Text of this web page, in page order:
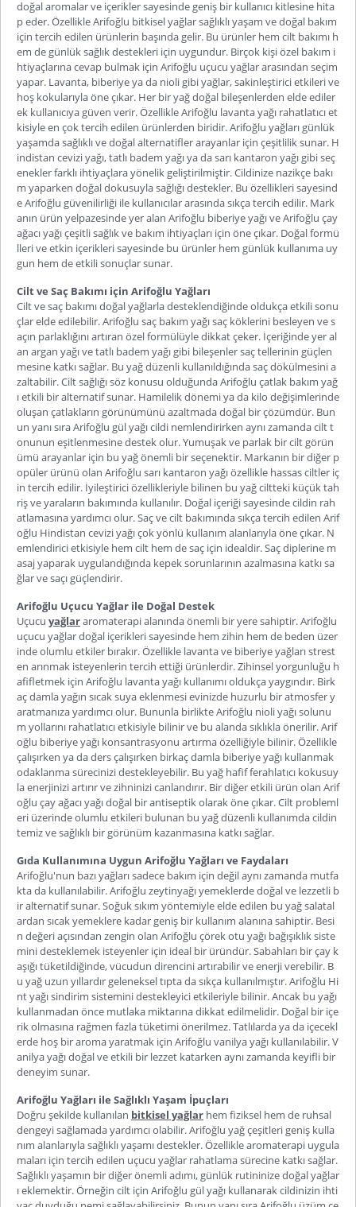
doğal aromalar ve içerikler sayesinde geniş bir kullanıcı kitlesine hita
p eder. ÖzellikleArifoğlu bitkisel yağlarsağlıklı yaşam ve doğal bakım
için tercih edilen ürünlerin başında gelir. Bu ürünler hem cilt bakımı h
em de günlük sağlık destekleri için uygundur. Birçok kişi özel bakım i
htiyaçlarına cevap bulmak için Arifoğlu uçucu yağlararasından seçim
yapar. Lavanta, biberiye ya da nioli gibi yağlar, sakinleştirici etkileri ve
hoş kokularıyla öne çıkar. Her bir yağ doğal bileşenlerden elde ediler
ek kullanıcıya güven verir. ÖzellikleArifoğlu lavanta yağı rahatlatıcı et
kisiyle en çok tercih edilen ürünlerden biridir.Arifoğlu yağları günlük
yaşamda sağlıklı ve doğal alternatifler arayanlar için çeşitlilik sunar. H
indistan cevizi yağı, tatlı badem yağı ya da sarı kantaron yağı gibi seç
enekler farklı ihtiyaçlara yönelik geliştirilmiştir. Cildinize nazikçe bakı
m yaparken doğal dokusuyla sağlığı destekler. Bu özellikleri sayesind
e Arifoğlu güvenilirliği ile kullanıcılar arasında sıkça tercih edilir. Mark
anın ürün yelpazesinde yer alan Arifoğlu biberiye yağıveArifoğlu çay
ağacı yağıçeşitli sağlık ve bakım ihtiyaçları için öne çıkar. Doğal formü
lleri ve etkin içerikleri sayesinde bu ürünler hem günlük kullanıma uy
gun hem de etkili sonuçlar sunar.
Cilt ve Saç Bakımı için Arifoğlu Yağları
Cilt ve saç bakımı doğal yağlarla desteklendiğinde oldukça etkili sonu
çlar elde edilebilir.Arifoğlu saç bakım yağısaç köklerini besleyen ve s
açın parlaklığını artıran özel formülüyle dikkat çeker. İçeriğinde yer al
an argan yağı ve tatlı badem yağı gibi bileşenler saç tellerinin güçlen
mesine katkı sağlar. Bu yağ düzenli kullanıldığında saç dökülmesini a
zaltabilir. Cilt sağlığı söz konusu olduğundaArifoğlu çatlak bakım yağ
ıetkili bir alternatif sunar. Hamilelik dönemi ya da kilo değişimlerinde
oluşan çatlakların görünümünü azaltmada doğal bir çözümdür. Bun
un yanı sıraArifoğlu gül yağıcildi nemlendirirken aynı zamanda cilt t
onunun eşitlenmesine destek olur. Yumuşak ve parlak bir cilt görün
ümü arayanlar için bu yağ önemli bir seçenektir. Markanın bir diğer p
opüler ürünü olan Arifoğlu sarı kantaron yağıözellikle hassas ciltler iç
in tercih edilir. İyileştirici özellikleriyle bilinen bu yağ ciltteki küçük tah
riş ve yaraların bakımında kullanılır. Doğal içeriği sayesinde cildin rah
atlamasına yardımcı olur. Saç ve cilt bakımında sıkça tercih edilen Arif
oğlu Hindistan cevizi yağıçok yönlü kullanım alanlarıyla öne çıkar. N
emlendirici etkisiyle hem cilt hem de saç için idealdir. Saç diplerine m
asaj yaparak uygulandığında kepek sorunlarının azalmasına katkı sa
ğlar ve saçı güçlendirir.
Arifoğlu Uçucu Yağlar ile Doğal Destek
Uçucu yağlararomaterapi alanında önemli bir yere sahiptir.Arifoğlu
uçucu yağlardoğal içerikleri sayesinde hem zihin hem de beden üzer
inde olumlu etkiler bırakır. Özellikle lavanta ve biberiye yağları strest
en arınmak isteyenlerin tercih ettiği ürünlerdir. Zihinsel yorgunluğu h
afifletmek için Arifoğlu lavanta yağı kullanımı oldukça yaygındır. Birk
aç damla yağın sıcak suya eklenmesi evinizde huzurlu bir atmosfer y
aratmanıza yardımcı olur. Bununla birlikteArifoğlu nioliyağısolunu
m yollarını rahatlatıcı etkisiyle bilinir ve bu alanda sıklıkla önerilir.Arif
oğlu biberiye yağı konsantrasyonu artırma özelliğiyle bilinir. Özellikle
çalışırken ya da ders çalışırken birkaç damla biberiye yağı kullanmak
odaklanma sürecinizi destekleyebilir. Bu yağ hafif ferahlatıcı kokusuy
la enerjinizi artırır ve zihninizi canlandırır. Bir diğer etkili ürün olan Arif
oğlu çay ağacı yağıdoğal bir antiseptik olarak öne çıkar. Cilt probleml
eri üzerinde olumlu etkileri bulunan bu yağ düzenli kullanımda cildin
temiz ve sağlıklı bir görünüm kazanmasına katkı sağlar.
Gıda Kullanımına Uygun Arifoğlu Yağları ve Faydaları
Arifoğlu'nun bazı yağları sadece bakım için değil aynı zamanda mutfa
kta da kullanılabilir.Arifoğlu zeytinyağıyemeklerde doğal ve lezzetli b
ir alternatif sunar. Soğuk sıkım yöntemiyle elde edilen bu yağ salatal
ardan sıcak yemeklere kadar geniş bir kullanım alanına sahiptir. Besi
n değeri açısından zengin olan Arifoğlu çörek otu yağı bağışıklık siste
mini desteklemek isteyenler için ideal bir üründür. Sabahları bir çay k
aşığı tüketildiğinde, vücudun direncini artırabilir ve enerji verebilir. B
u yağ uzun yıllardır geleneksel tıpta da sıkça kullanılmıştır.Arifoğlu Hi
nt yağısindirim sistemini destekleyici etkileriyle bilinir. Ancak bu yağı
kullanmadan önce mutlaka miktarına dikkat edilmelidir. Doğal bir içe
rik olmasına rağmen fazla tüketimi önerilmez. Tatlılarda ya da içecekl
erde hoş bir aroma yaratmak için Arifoğlu vanilya yağı kullanılabilir. V
anilya yağı doğal ve etkili bir lezzet katarken aynı zamanda keyifli bir
deneyim sunar.
Arifoğlu Yağları ile Sağlıklı Yaşam İpuçları
Doğru şekilde kullanılan bitkisel yağlar hem fiziksel hem de ruhsal
dengeyi sağlamada yardımcı olabilir.Arifoğlu yağ çeşitleri geniş kulla
nım alanlarıyla sağlıklı yaşamı destekler. Özellikle aromaterapi uygula
maları için tercih edilen uçucu yağlar rahatlama sürecine katkı sağlar.
Sağlıklı yaşamın bir diğer önemli adımı, günlük rutininize doğal yağlar
ı eklemektir. Örneğin cilt için Arifoğlu gül yağı kullanarak cildinizin ihti